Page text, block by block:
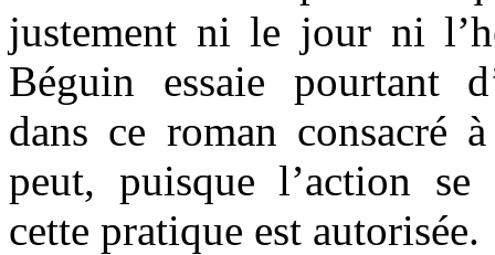
justement ni le jour ni
Béguin essaie pourtant
dans ce roman consacré
peut, puisque l’action
cette pratique est autorisée.